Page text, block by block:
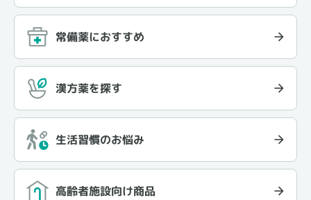
常備薬におすすめ
漢方薬を探す
生活習慣のお悩み
高齢者施設向け商品